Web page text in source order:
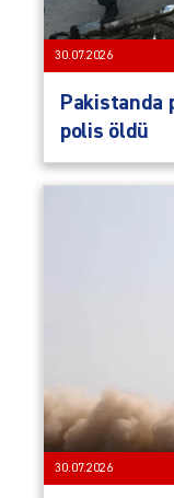
30.07.2026
Pakistanda
polis öldü
30.07.2026